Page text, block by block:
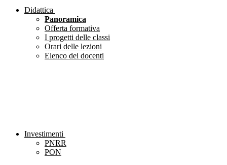
Didattica
Panoramica
Offerta formativa
I progetti delle classi
Orari delle lezioni
Elenco dei docenti
Investimenti
PNRR
PON